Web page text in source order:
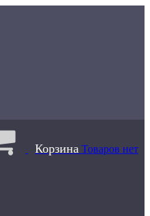
Корзина Товаров нет